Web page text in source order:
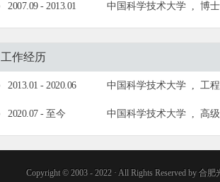
2007.09 - 2013.01 中国科学技术大学 , 博士
工作经历
2013.01 - 2020.06 中国科学技术大学 , 工
2020.07 - 至今 中国科学技术大学 , 高
Copyright © 2003 - 2022 · All Rights Reserved by 合